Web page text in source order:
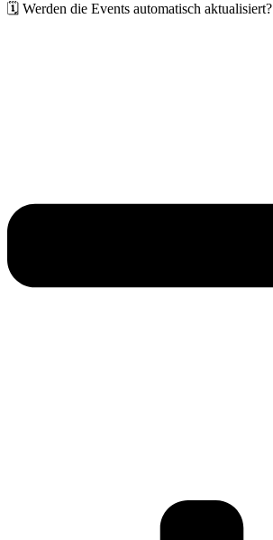
🗓️ Werden die Events automatisch aktualisiert?